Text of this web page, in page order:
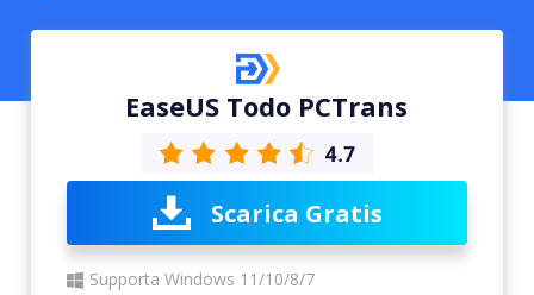
EaseUS Todo PCTrans
Scarica Gratis
Supporta Windows 11/10/8/7